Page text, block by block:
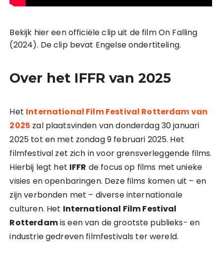
Bekijk hier een officiële clip uit de film On Falling
(2024). De clip bevat Engelse ondertiteling.
Over het IFFR van 2025
Het International Film Festival Rotterdam van
2025 zal plaatsvinden van donderdag 30 januari
2025 tot en met zondag 9 februari 2025. Het
filmfestival zet zich in voor grensverleggende films.
Hierbij legt het IFFR de focus op films met unieke
visies en openbaringen. Deze films komen uit – en
zijn verbonden met – diverse internationale
culturen. Het International Film Festival
Rotterdamis een van de grootste publieks- en
industrie gedreven filmfestivals ter wereld.